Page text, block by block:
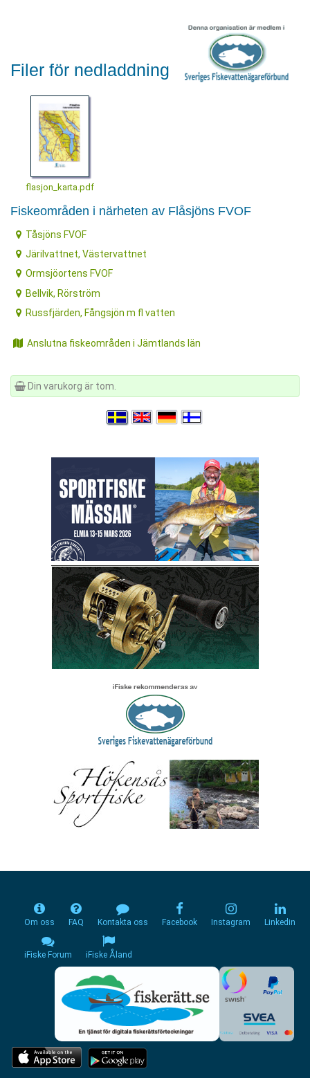
Filer för nedladdning
flasjon_karta.pdf
Fiskeområden i närheten av Flåsjöns FVOF
Tåsjöns FVOF
Järilvattnet, Västervattnet
Ormsjöortens FVOF
Bellvik, Rörström
Russfjärden, Fångsjön m fl vatten
Anslutna fiskeområden i Jämtlands län
Din varukorg är tom.
Om oss FAQ Kontakta oss Facebook Instagram Linkedin
iFiske Forum iFiske Åland